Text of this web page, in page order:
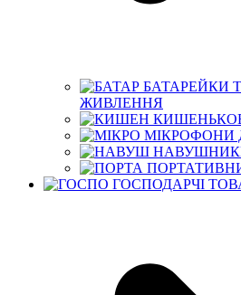
БАТАРЕЙКИ
ЖИВЛЕННЯ
МІКРОФОНИ
ГОСПОДАРЧІ